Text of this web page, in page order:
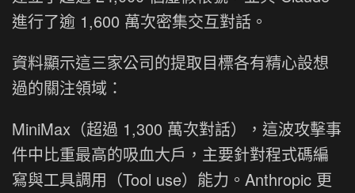
進行了逾 1,600 萬次密集交互對話。
資料顯示這三家公司的提取目標各有精心設想
過的關注領域：
MiniMax（超過 1,300 萬次對話），這波攻擊事
件中比重最高的吸血大戶，主要針對程式碼編
寫與工具調用（Tool use）能力。Anthropic 更